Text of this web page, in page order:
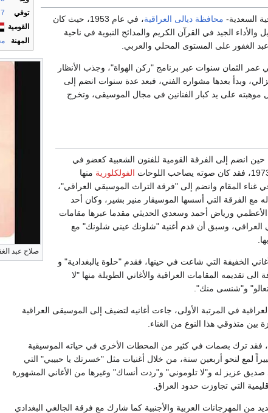
توفي
7 أبريل
القومية
المهنة
صلاح عبد
السعدية- محافظة ديالى العراقية
، في عام 1953، حيث كان
الجيد في القرآن الكريم والمدائح النبوية في ناحية
الغفور على المستوى المحلي والعربي.
في عمر الثمان سنوات عبر برنامج "ركن الهواة"، وجذب الأنظار
وبدأ بعدها مشواره الفني، فبعد عدة سنوات انضم إلى
موهبته على يد كبار الفنانين في مجال الموسيقى، وتخرج
انضم إلى الفرقة القومية للفنون الشعبية كعضو في
الفولكلورية منها
بعدها تخصص في غناء المقام وانضم إلى "فرقة التراث الموسيقي العراقي"،
الفرقة التي أسسها الموسيقار منير بشير، وكان أحد
الأعظمي ورياض أحمد وسعدي الحديثي مقدما عبرها مقامات
العراقي، وسبق أن قدم أغنية "شلونك عيني شلونك" مع
الخفيفة التي شاعت في حينها، فقدم "حلوة يالبغدادية" و
تقديمه المقامات العراقية والأغاني الطويلة منها "لا
و"شنسى منك".
في المرتبة الأولى، جاءت أغانيه لتضيف إلى الموسيقى العراقية
بين متذوقي هذا النوع من الغناء.
فقد ترك بصمات في كثير من المحطات الأخرى في حياته الموسيقية
لمع لنحو أربعين سنة، من خلال أغنيات مثل "خسرتك يا حبيبي" التي
صديق عزيز له و"لا تلوموني" و"ردت أنساك" وغيرها من الأغاني المشهورة
التي تجاوزت حدود العراق.
من المهرجانات العربية والأجنبية كما شارك مع فرقة الجالغي البغدادي